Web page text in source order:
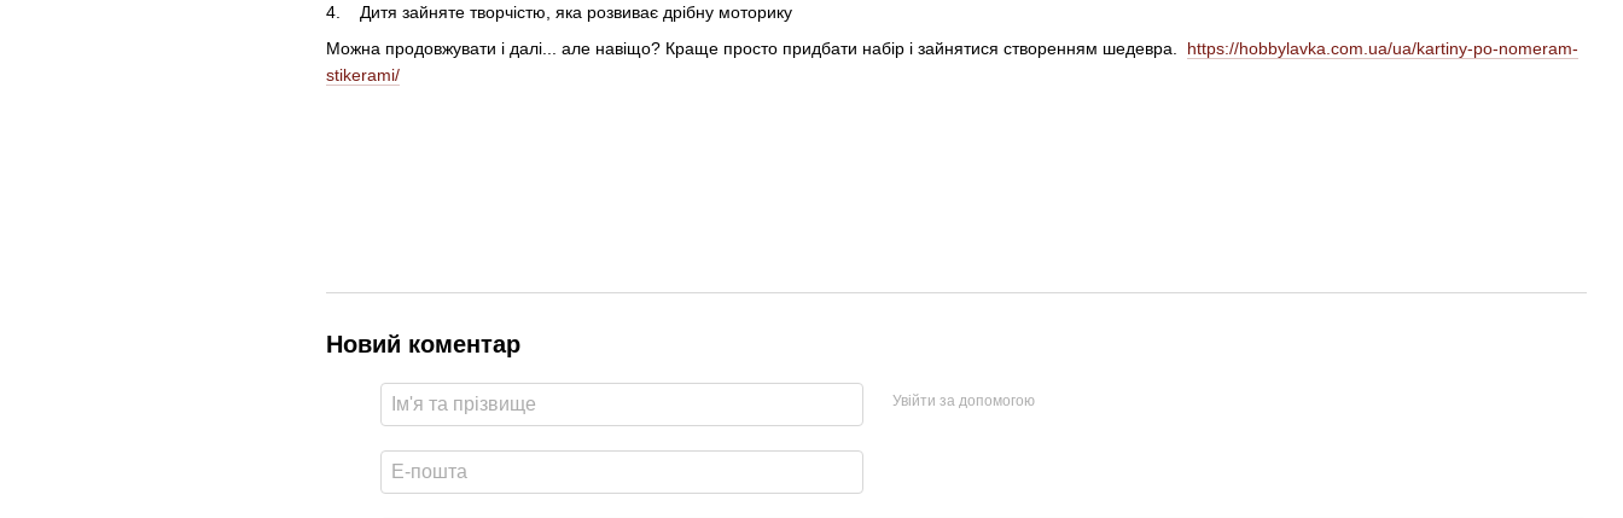
4. Дитя зайняте творчістю, яка розвиває дрібну моторику
Можна продовжувати і далі... але навіщо? Краще просто придбати набір і зайнятися створенням шедевра. https://hobbylavka.com.ua/ua/kartiny-po-nomeram-
stikerami/
Новий коментар
Увійти за допомогою